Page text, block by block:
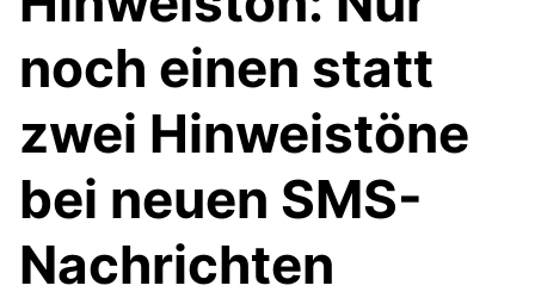
noch einen statt
zwei Hinweistöne
bei neuen SMS-
Nachrichten